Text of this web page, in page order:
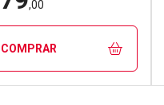
,00
COMPRAR